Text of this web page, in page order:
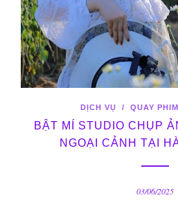
DỊCH VỤ / QUAY
BẬT MÍ STUDIO CHỤP
NGOẠI CẢNH TẠI
03/06/2025